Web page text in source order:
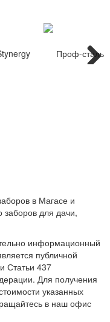
в Магасе и
заборов для дачи,
информационный
публичной
Статьи 437
Для получения
указанных
в наш офис